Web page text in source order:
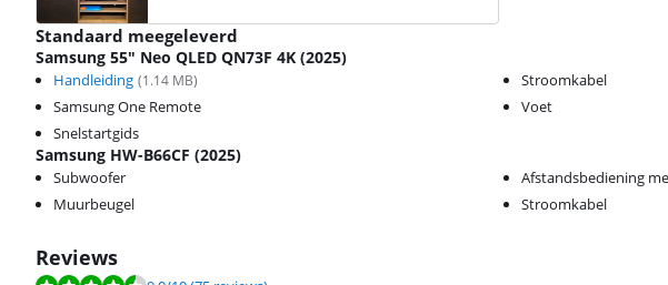
Standaard meegeleverd
Samsung 55" Neo QLED QN73F 4K (2025)
Handleiding (1.14 MB)
Samsung One Remote
Snelstartgids
Stroomkabel
Voet
Samsung HW-B66CF (2025)
Subwoofer
Muurbeugel
Afstandsbediening
Stroomkabel
Reviews